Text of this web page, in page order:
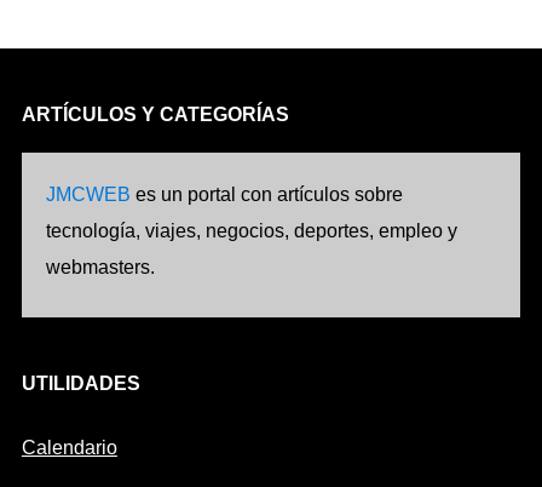
ARTÍCULOS Y CATEGORÍAS
JMCWEB es un portal con artículos sobre
tecnología, viajes, negocios, deportes, empleo y
webmasters.
UTILIDADES
Calendario